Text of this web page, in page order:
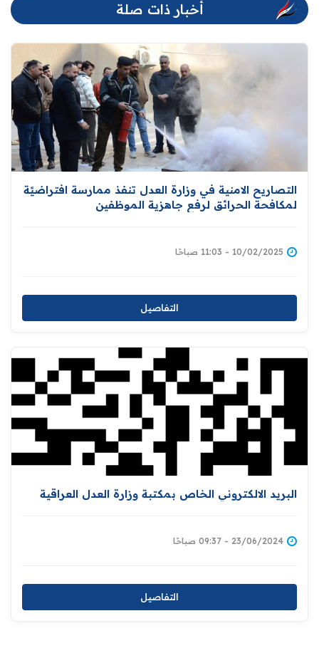
أخبار ذات صلة
التصاريح الامنية في وزارة العدل تنفذ ممارسة افتراضيًة
لمكافحة الحرائق لرفع جاهزية الموظفين
10/02/2025 - 11:03 صباحًا
التفاصيل
البريد الالكتروني الخاص بمكتبة وزارة العدل العراقية
23/06/2024 - 09:37 صباحًا
التفاصيل